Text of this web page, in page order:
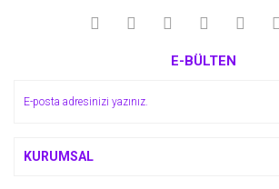
Ürün açıklamasında eksik bilgiler bulunuyor.
E-BÜLTEN
KURUMSAL